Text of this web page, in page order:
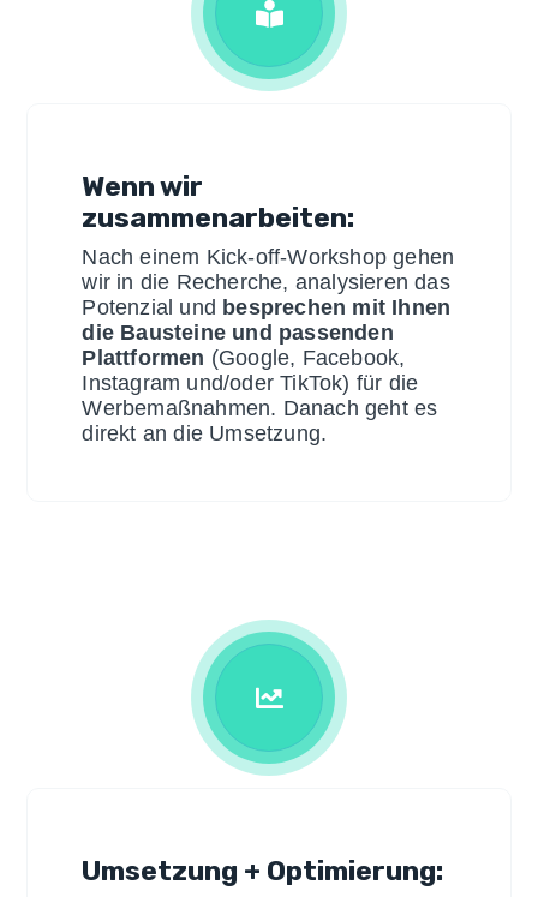
Wenn wir
zusammenarbeiten:
Nach einem Kick-off-Workshop gehen
wir in die Recherche, analysieren das
Potenzial und besprechen mit Ihnen
die Bausteine und passenden
Plattformen (Google, Facebook,
Instagram und/oder TikTok) für die
Werbemaßnahmen. Danach geht es
direkt an die Umsetzung.
Umsetzung + Optimierung: